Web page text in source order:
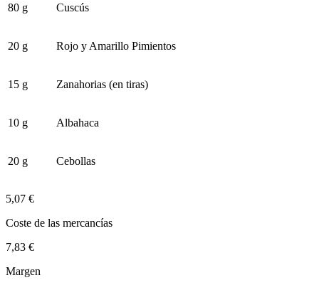
80 g Cuscús
20 g Rojo y Amarillo Pimientos
15 g Zanahorias (en tiras)
10 g Albahaca
20 g Cebollas
5,07 €
Coste de las mercancías
7,83 €
Margen